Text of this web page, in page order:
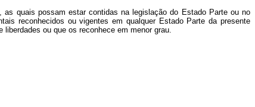
quais possam estar contidas na legislação do Estado Parte ou no
reconhecidos ou vigentes em qualquer Estado Parte da presente
ou que os reconhece em menor grau.